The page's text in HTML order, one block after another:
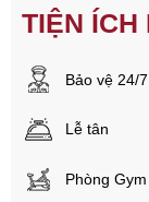
TIỆN ÍCH
Bảo vệ 24/7
Lễ tân
Phòng Gym